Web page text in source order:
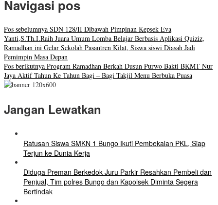
Navigasi pos
Pos sebelumnya SDN 128/II Dibawah Pimpinan Kepsek Eva
Yanti,S.Th.I.Raih Juara Umum Lomba Belajar Berbasis Aplikasi Quiziz,
Ramadhan ini Gelar Sekolah Pasantren Kilat, Siswa siswi Diasah Jadi
Pemimpin Masa Depan
Pos berikutnya Program Ramadhan Berkah Dusun Purwo Bakti BKMT Nur
Jaya Aktif Tahun Ke Tahun Bagi – Bagi Takjil Menu Berbuka Puasa
Jangan Lewatkan
Ratusan Siswa SMKN 1 Bungo Ikuti Pembekalan PKL, Siap
Terjun ke Dunia Kerja
Diduga Preman Berkedok Juru Parkir Resahkan Pembeli dan
Penjual, Tim polres Bungo dan Kapolsek Diminta Segera
Bertindak